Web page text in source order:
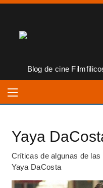
Yaya
Críticas de algunas de
Yaya DaCosta